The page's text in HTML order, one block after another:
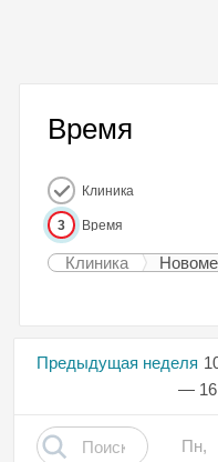
Время
Клиника
3 Время
Клиника
Предыдущая неделя
— 16
Пн,